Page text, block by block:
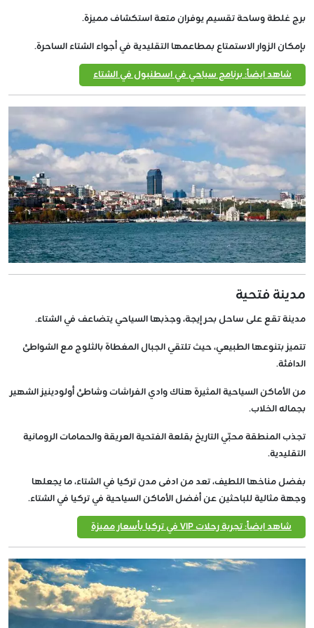
برج غلطة وساحة تقسيم يوفران متعة استكشاف مميزة.
بإمكان الزوار الاستمتاع بمطاعمها التقليدية في أجواء الشتاء الساحرة.
شاهد ايضاً: برنامج سياحي في اسطنبول في الشتاء
مدينة فتحية
مدينة تقع على ساحل بحر إيجة، وجذبها السياحي يتضاعف في الشتاء.
تتميز بتنوعها الطبيعي، حيث تلتقي الجبال المغطاة بالثلوج مع الشواطئ
الدافئة.
من الأماكن السياحية المثيرة هناك وادي الفراشات وشاطئ أولودينيز الشهير
بجماله الخلاب.
تجذب المنطقة محبّي التاريخ بقلعة الفتحية العريقة والحمامات الرومانية
التقليدية.
بفضل مناخها اللطيف، تعد من ادفى مدن تركيا في الشتاء، ما يجعلها
وجهة مثالية للباحثين عن أفضل الأماكن السياحية في تركيا في الشتاء.
شاهد ايضاً: تجربة رحلات VIP في تركيا بأسعار مميزة